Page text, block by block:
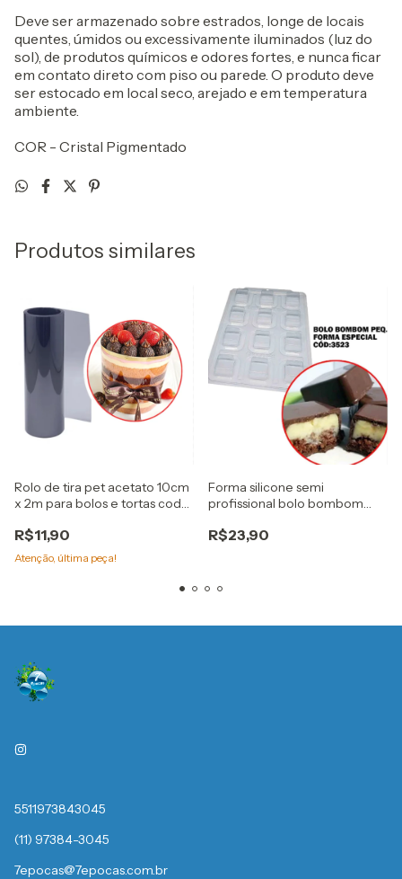
Deve ser armazenado sobre estrados, longe de locais
quentes, úmidos ou excessivamente iluminados (luz do
sol), de produtos químicos e odores fortes, e nunca ficar
em contato direto com piso ou parede. O produto deve
ser estocado em local seco, arejado e em temperatura
ambiente.
COR - Cristal Pigmentado
Produtos similares
Rolo de tira pet acetato 10cm
x 2m para bolos e tortas cod
R$11,90
Atenção, última peça!
Forma silicone semi
profissional bolo bombom
R$23,90
5511973843045
(11) 97384-3045
7epocas@7epocas.com.br